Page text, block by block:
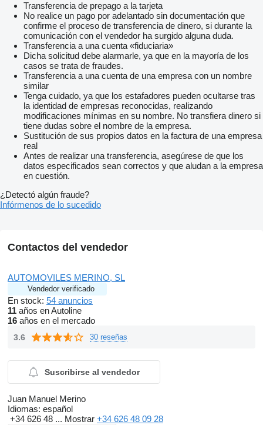
Transferencia de prepago a la tarjeta
No realice un pago por adelantado sin documentación que
confirme el proceso de transferencia de dinero, si durante la
comunicación con el vendedor ha surgido alguna duda.
Transferencia a una cuenta «fiduciaria»
Dicha solicitud debe alarmarle, ya que en la mayoría de los
casos se trata de fraudes.
Transferencia a una cuenta de una empresa con un nombre
similar
Tenga cuidado, ya que los estafadores pueden ocultarse tras
la identidad de empresas reconocidas, realizando
modificaciones mínimas en su nombre. No transfiera dinero si
tiene dudas sobre el nombre de la empresa.
Sustitución de sus propios datos en la factura de una empresa
real
Antes de realizar una transferencia, asegúrese de que los
datos especificados sean correctos y que aludan a la empresa
en cuestión.
¿Detectó algún fraude?
Infórmenos de lo sucedido
Contactos del vendedor
AUTOMOVILES MERINO, SL
Vendedor verificado
En stock: 54 anuncios
11 años en Autoline
16 años en el mercado
3.6 30 reseñas
Suscribirse al vendedor
Juan Manuel Merino
Idiomas: español
+34 626 48 ... Mostrar +34 626 48 09 28